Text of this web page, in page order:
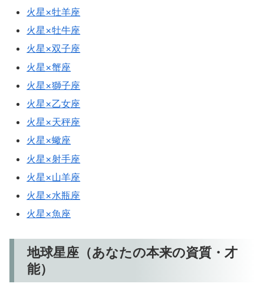
火星×牡羊座
火星×牡牛座
火星×双子座
火星×蟹座
火星×獅子座
火星×乙女座
火星×天秤座
火星×蠍座
火星×射手座
火星×山羊座
火星×水瓶座
火星×魚座
地球星座（あなたの本来の資質・才
能）